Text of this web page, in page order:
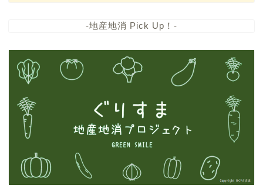
-地産地消 Pick Up！-